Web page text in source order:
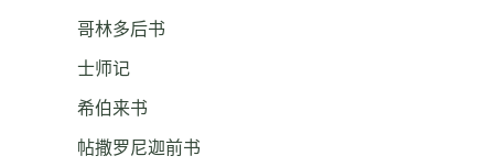
哥林多后书
士师记
希伯来书
帖撒罗尼迦前书